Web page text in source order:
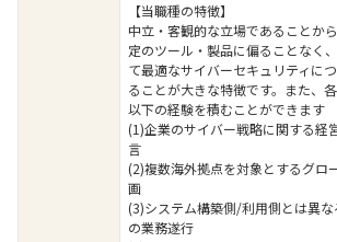
【当職種の特徴】
中立・客観的な立場であることか
定のツール・製品に偏ることなく
て最適なサイバーセキュリティに
ることが大きな特徴です。また、
以下の経験を積むことができます
(1)企業のサイバー戦略に関する経
言
(2)複数海外拠点を対象とするグロ
画
(3)システム構築側/利用側とは異
の業務遂行